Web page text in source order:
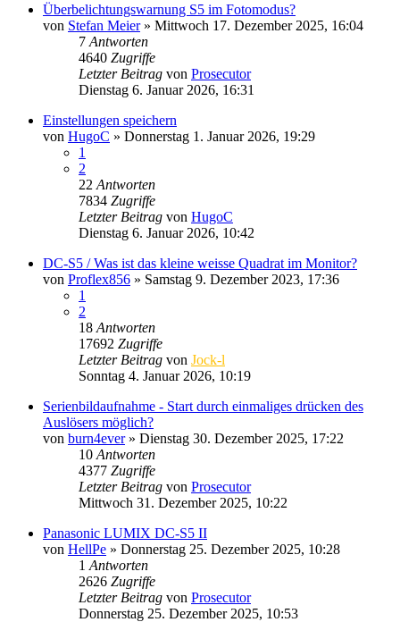
Überbelichtungswarnung S5 im Fotomodus?
von Stefan Meier» Mittwoch 17. Dezember 2025, 16:04
7 Antworten
4640 Zugriffe
Letzter Beitrag von Prosecutor
Dienstag 6. Januar 2026, 16:31
Einstellungen speichern
von HugoC » Donnerstag 1. Januar 2026, 19:29
1
2
22 Antworten
7834 Zugriffe
Letzter Beitrag von HugoC
Dienstag 6. Januar 2026, 10:42
DC-S5 / Was ist das kleine weisse Quadrat im Monitor?
von Proflex856 » Samstag 9. Dezember 2023, 17:36
1
2
18 Antworten
17692 Zugriffe
Letzter Beitrag von Jock-l
Sonntag 4. Januar 2026, 10:19
Serienbildaufnahme - Start durch einmaliges drücken des
Auslösers möglich?
von burn4ever» Dienstag 30. Dezember 2025, 17:22
10 Antworten
4377 Zugriffe
Letzter Beitrag von Prosecutor
Mittwoch 31. Dezember 2025, 10:22
Panasonic LUMIX DC-S5 II
von HellPe » Donnerstag 25. Dezember 2025, 10:28
1 Antworten
2626 Zugriffe
Letzter Beitrag von Prosecutor
Donnerstag 25. Dezember 2025, 10:53